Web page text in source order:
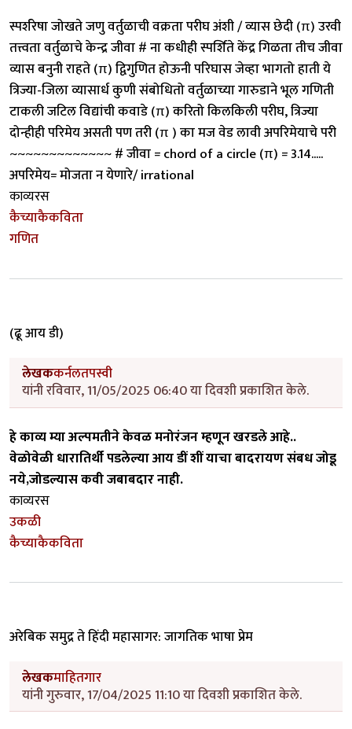
स्पर्शरेषा जोखते जणु वर्तुळाची वक्रता परीघ अंशी / व्यास छेदी (π) उरवी
तत्त्वता वर्तुळाचे केन्द्र जीवा # ना कधीही स्पर्शिते केंद्र गिळता तीच जीवा
व्यास बनुनी राहते (π) द्विगुणित होऊनी परिघास जेव्हा भागतो हाती ये
त्रिज्या-जिला व्यासार्ध कुणी संबोधितो वर्तुळाच्या गारुडाने भूल गणिती
टाकली जटिल विद्यांची कवाडे (π) करितो किलकिली परीघ, त्रिज्या
दोन्हीही परिमेय असती पण तरी (π ) का मज वेड लावी अपरिमेयाचे परी
~~~~~~~~~~~~~ # जीवा = chord of a circle (π) = 3.14.....
अपरिमेय= मोजता न येणारे/ irrational
काव्यरस
कैच्याकैकविता
गणित
(ढू आय डी)
लेखककर्नलतपस्वी
यांनी रविवार, 11/05/2025 06:40 या दिवशी प्रकाशित केले.
हे काव्य म्या अल्पमतीने केवळ मनोरंजन म्हणून खरडले आहे..
वेळोवेळी धारातिर्थी पडलेल्या आय डीं शीं याचा बादरायण संबध जोडू
नये,जोडल्यास कवी जबाबदार नाही.
काव्यरस
उकळी
कैच्याकैकविता
अरेबिक समुद्र ते हिंदी महासागर: जागतिक भाषा प्रेम
लेखकमाहितगार
यांनी गुरुवार, 17/04/2025 11:10 या दिवशी प्रकाशित केले.